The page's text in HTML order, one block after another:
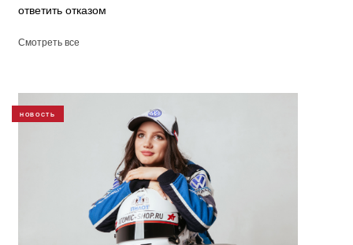
ответить отказом
Смотреть все
НОВОСТЬ